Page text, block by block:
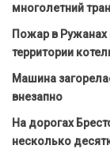
многолетний
Пожар в Ружанах
территории
Машина
внезапно
На дорогах
несколько